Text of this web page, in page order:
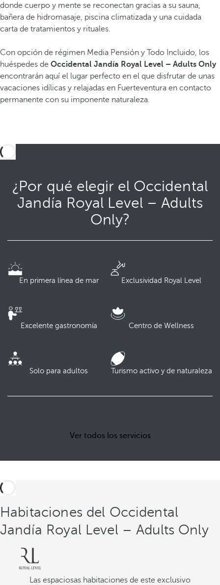
donde cuerpo y mente se reconectan gracias a su sauna,
bañera de hidromasaje, piscina climatizada y una cuidada
carta de tratamientos y rituales.
Con opción de régimen Media Pensión y Todo Incluido, los
huéspedes de Occidental Jandía Royal Level – Adults Only
encontrarán aquí el lugar perfecto en el que disfrutar de unas
vacaciones idílicas y relajadas en Fuerteventura en contacto
permanente con su imponente naturaleza.
¿Por qué elegir el Occidental
Jandía Royal Level – Adults
Only?
En primera línea de mar Exclusividad Royal Level
Excelente gastronomía Centro de Wellness
Solo para adultos Turismo activo y de naturaleza
Ver todos los servicios
Habitaciones del Occidental
Jandía Royal Level – Adults Only
Las espaciosas habitaciones de este exclusivo